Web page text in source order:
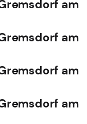
am
am
am
am